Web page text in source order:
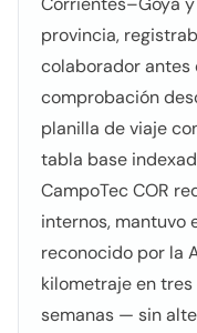
provincia,
colaborador
comprobación
planilla de viaje
tabla base
CampoTec COR
internos, mantuvo
reconocido por la
kilometraje en
semanas — sin